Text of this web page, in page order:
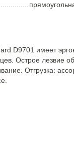
D9701 имеет
Острое лезвие
Отгрузка: